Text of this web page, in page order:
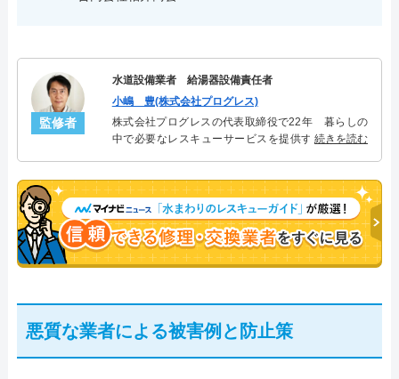
監修者
水道設備業者 給湯器設備責任者
小嶋 豊(株式会社プログレス)
株式会社プログレスの代表取締役で22年 暮らしの
中で必要なレスキューサービスを提供する株式会社
決。多くのお客様に信頼される「給湯器」のスペシ
ャリスト。
続きを読む
悪質な業者による被害例と防止策